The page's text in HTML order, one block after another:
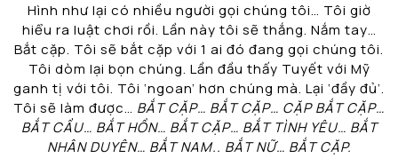
Hình như lại có nhiều người gọi chúng tôi… Tôi giờ
hiểu ra luật chơi rồi. Lần này tôi sẽ thắng. Nắm tay…
Bắt cặp. Tôi sẽ bắt cặp với 1 ai đó đang gọi chúng tôi.
Tôi dòm lại bọn chúng. Lần đầu thấy Tuyết với Mỹ
ganh tị với tôi. Tôi ‘ngoan’ hơn chúng mà. Lại ‘đầy đủ’.
Tôi sẽ làm được… BẮT CẶP… BẮT CẶP… CẶP BẮT CẶP…
BẮT CẦU… BẮT HỒN… BẮT CẶP… BẮT TÌNH YÊU… BẮT
NHÂN DUYÊN… BẮT NAM.. BẮT NỮ… BẮT CẶP.